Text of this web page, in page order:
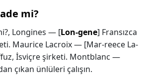
mi?
Longines — [Lon-gene] Fransızca
Maurice Lacroix — [Mar-reece La-
İsviçre şirketi. Montblanc —
çıkan ünlüleri çalışın.